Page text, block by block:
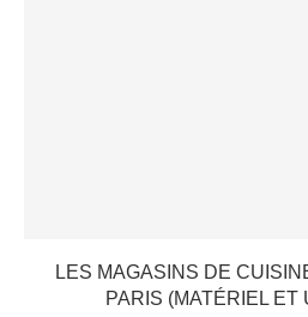
LES MAGASINS DE
PARIS (MATÉRIEL ET